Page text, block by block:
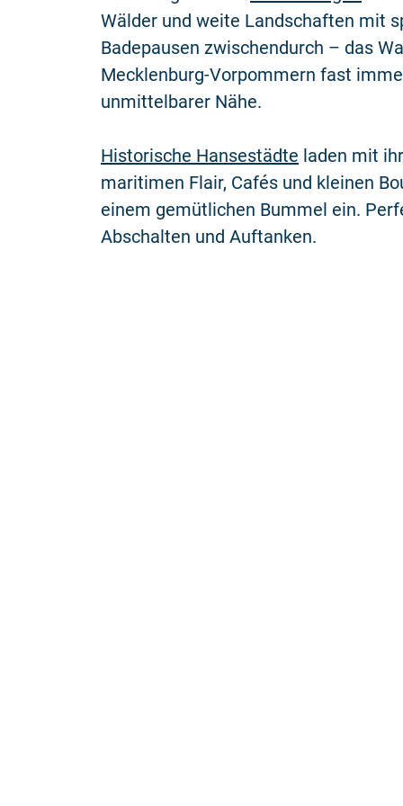
Wälder und weite Landschaften mit
Badepausen zwischendurch – das
Mecklenburg-Vorpommern fast
unmittelbarer Nähe.
Historische Hansestädte laden mit
maritimen Flair, Cafés und kleinen
einem gemütlichen Bummel ein.
Abschalten und Auftanken.